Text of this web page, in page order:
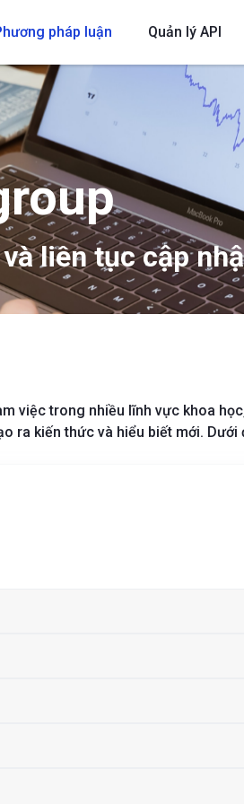
pháp luận Quản lý API
liên tục cập
việc trong nhiều lĩnh vực khoa
ra kiến thức và hiểu biết mới.